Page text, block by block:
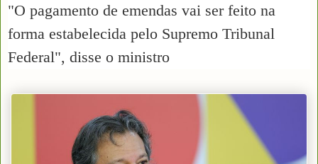
"O pagamento de emendas vai ser feito na
forma estabelecida pelo Supremo Tribunal
Federal", disse o ministro